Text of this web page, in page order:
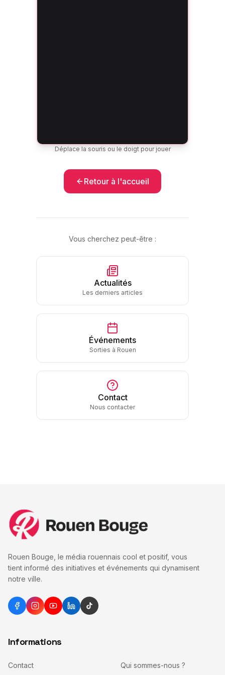
Déplace la souris ou le doigt pour jouer
Retour à l'accueil
Vous cherchez peut-être :
Actualités
Les derniers articles
Événements
Sorties à Rouen
Contact
Nous contacter
Rouen Bouge, le média rouennais cool et positif, vous
tient informé des initiatives et événements qui dynamisent
notre ville.
Informations
Contact Qui sommes-nous ?